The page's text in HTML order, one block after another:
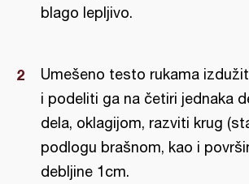
blago lepljivo.
Umešeno testo rukama
i podeliti ga na četiri jednaka
dela, oklagijom, razviti krug
podlogu brašnom, kao i
debljine 1cm.